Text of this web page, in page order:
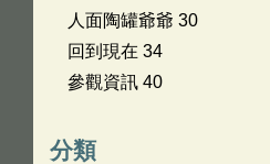
人面陶罐爺爺 30
回到現在 34
參觀資訊 40
分類